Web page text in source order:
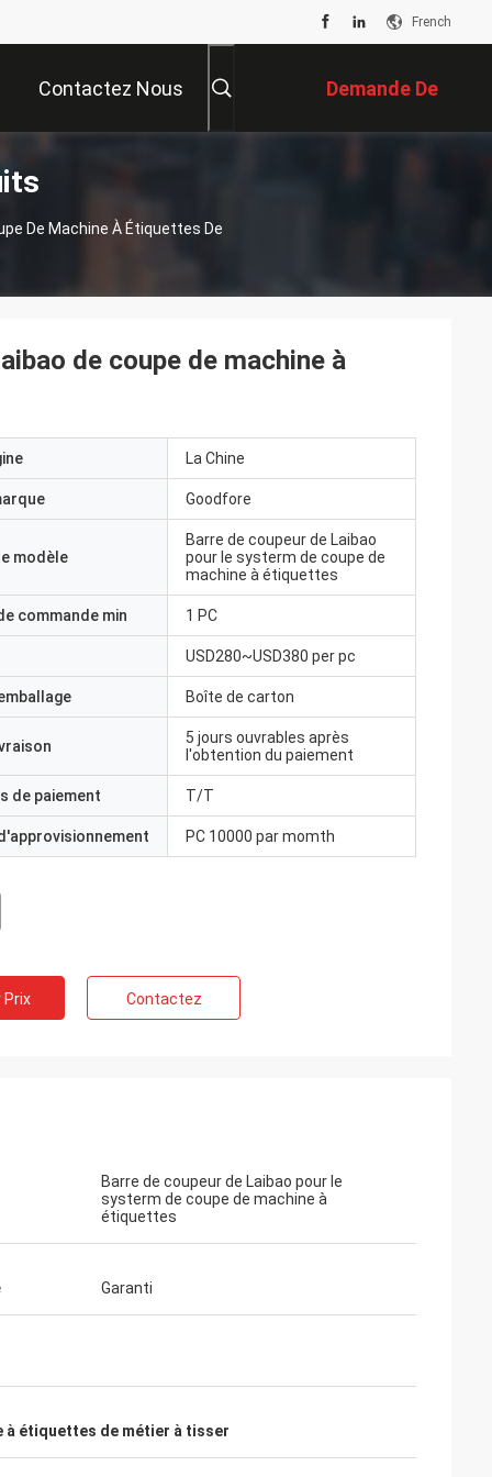
French
Contactez Nous Demande De
Soumission
De Machine À Étiquettes De
de coupe de machine à
La Chine
Goodfore
modèle
Barre de coupeur de Laibao
pour le systerm de coupe de
machine à étiquettes
commande min 1 PC
USD280~USD380 per pc
Boîte de carton
5 jours ouvrables après
l'obtention du paiement
de paiement T/T
PC 10000 par momth
Prix Contactez
Barre de coupeur de Laibao pour le
systerm de coupe de machine à
étiquettes
Garanti
à étiquettes de métier à tisser